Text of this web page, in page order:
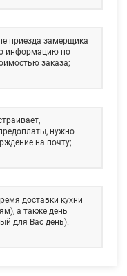
приезда замерщика
информацию по
заказа;
нужно
на почту;
доставки кухни
а также день
для Вас день).